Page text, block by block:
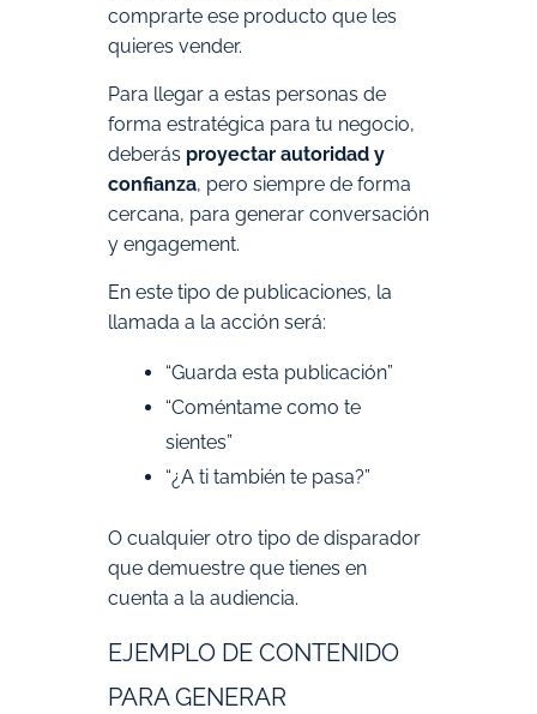
comprarte ese producto que les
quieres vender.
Para llegar a estas personas de
forma estratégica para tu negocio,
deberás proyectar autoridad y
confianza, pero siempre de forma
cercana, para generar conversación
y engagement.
En este tipo de publicaciones, la
llamada a la acción será:
“Guarda esta publicación”
“Coméntame como te
sientes”
“¿A ti también te pasa?”
O cualquier otro tipo de disparador
que demuestre que tienes en
cuenta a la audiencia.
EJEMPLO DE CONTENIDO
PARA GENERAR